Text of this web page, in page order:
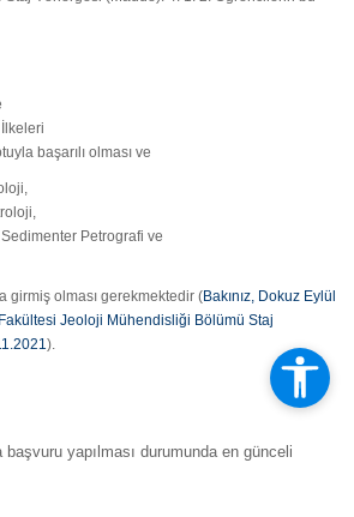
başarılı olması ve
Petrografi ve
girmiş olması gerekmektedir (Bakınız, Dokuz Eylül
Jeoloji Mühendisliği Bölümü Staj
).
yapılması durumunda en günceli